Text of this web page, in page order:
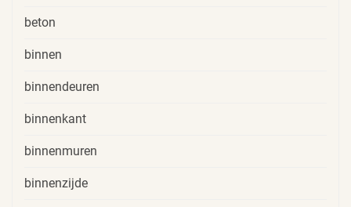
beton
binnen
binnendeuren
binnenkant
binnenmuren
binnenzijde